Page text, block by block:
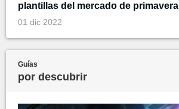
plantillas del mercado de primavera
01 dic 2022
Guías
por descubrir